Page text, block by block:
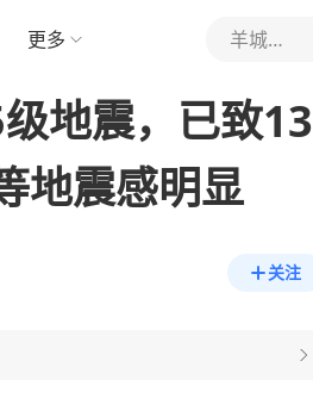
更多 羊城晚报
地震，已致13
地震感明显
关注